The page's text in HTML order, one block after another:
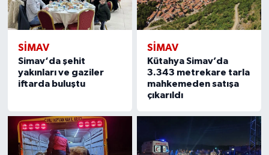
SIMAV
Simav‘da şehit
yakınları ve gaziler
iftarda buluştu
SIMAV
Kütahya Simav’da
3.343 metrekare tarla
mahkemeden satışa
çıkarıldı